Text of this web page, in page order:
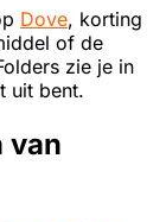
Dove, korting
of de
zie je in
uit bent.
van